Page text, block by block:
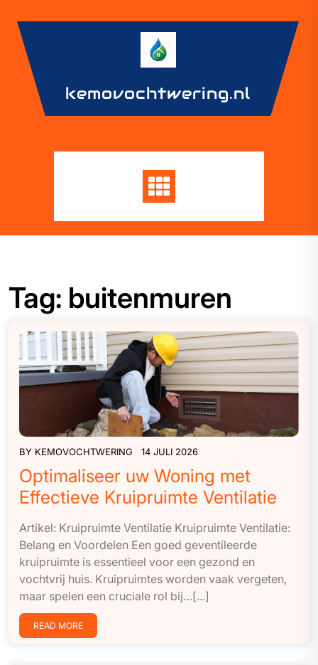
content
kemovochtwering.nl
Tag: buitenmuren
BY KEMOVOCHTWERING 14 JULI 2026
Optimaliseer uw Woning met
Effectieve Kruipruimte Ventilatie
Artikel: Kruipruimte Ventilatie Kruipruimte Ventilatie:
Belang en Voordelen Een goed geventileerde
kruipruimte is essentieel voor een gezond en
vochtvrij huis. Kruipruimtes worden vaak vergeten,
maar spelen een cruciale rol bij…[...]
READ MORE